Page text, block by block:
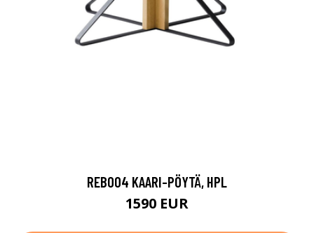
REB004 KAARI-PÖYTÄ, HPL
1590 EUR